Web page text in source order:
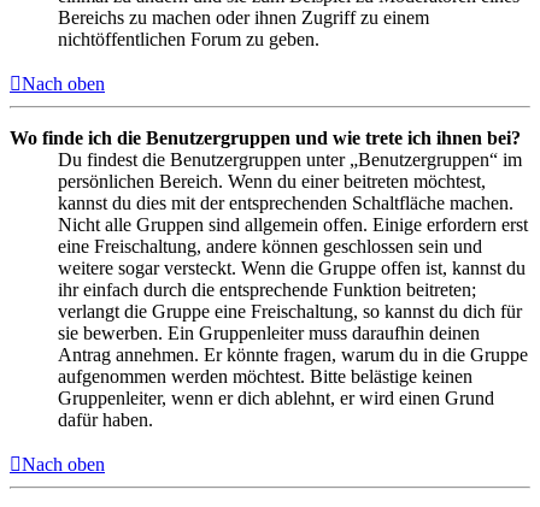
Bereichs zu machen oder ihnen Zugriff zu einem
nichtöffentlichen Forum zu geben.
Nach oben
Wo finde ich die Benutzergruppen und wie trete ich ihnen bei?
Du findest die Benutzergruppen unter „Benutzergruppen“ im
persönlichen Bereich. Wenn du einer beitreten möchtest,
kannst du dies mit der entsprechenden Schaltfläche machen.
Nicht alle Gruppen sind allgemein offen. Einige erfordern erst
eine Freischaltung, andere können geschlossen sein und
weitere sogar versteckt. Wenn die Gruppe offen ist, kannst du
ihr einfach durch die entsprechende Funktion beitreten;
verlangt die Gruppe eine Freischaltung, so kannst du dich für
sie bewerben. Ein Gruppenleiter muss daraufhin deinen
Antrag annehmen. Er könnte fragen, warum du in die Gruppe
aufgenommen werden möchtest. Bitte belästige keinen
Gruppenleiter, wenn er dich ablehnt, er wird einen Grund
dafür haben.
Nach oben